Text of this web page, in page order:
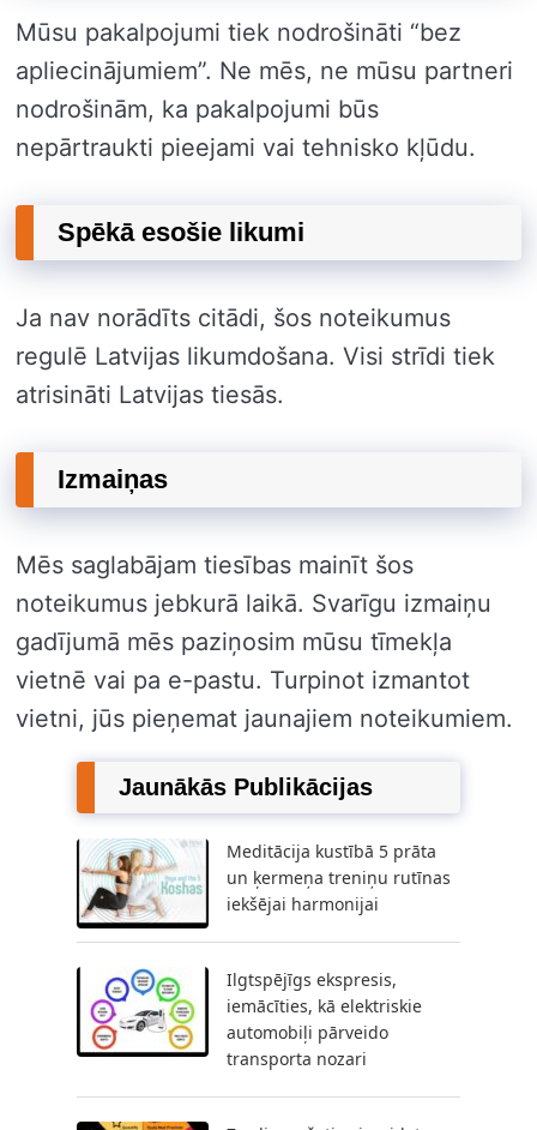
Mūsu pakalpojumi tiek nodrošināti “bez
apliecinājumiem”. Ne mēs, ne mūsu partneri
nodrošinām, ka pakalpojumi būs
nepārtraukti pieejami vai tehnisko kļūdu.
Spēkā esošie likumi
Ja nav norādīts citādi, šos noteikumus
regulē Latvijas likumdošana. Visi strīdi tiek
atrisināti Latvijas tiesās.
Izmaiņas
Mēs saglabājam tiesības mainīt šos
noteikumus jebkurā laikā. Svarīgu izmaiņu
gadījumā mēs paziņosim mūsu tīmekļa
vietnē vai pa e-pastu. Turpinot izmantot
vietni, jūs pieņemat jaunajiem noteikumiem.
Jaunākās Publikācijas
Meditācija kustībā 5 prāta
un ķermeņa treniņu rutīnas
iekšējai harmonijai
Ilgtspējīgs ekspresis,
iemācīties, kā elektriskie
automobiļi pārveido
transporta nozari